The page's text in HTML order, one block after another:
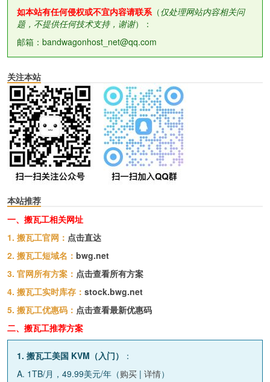
如本站有任何侵权或不宜内容请联系 （仅处理网站内容相关问
题，不提供任何技术支持，谢谢）：
邮箱：bandwagonhost_net@qq.com
关注本站
本站推荐
一、搬瓦工相关网址
1. 搬瓦工官网： 点击直达
2. 搬瓦工短域名： bwg.net
3. 官网所有方案： 点击查看所有方案
4. 搬瓦工实时库存： stock.bwg.net
5. 搬瓦工优惠码： 点击查看最新优惠码
二、搬瓦工推荐方案
1. 搬瓦工美国 KVM（入门）
：
A. 1TB/月，49.99美元/年（购买 | 详情）